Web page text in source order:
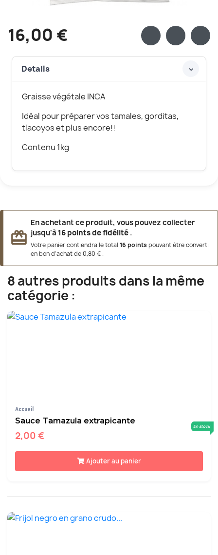
16,00 €
Details
Graisse végétale INCA
Idéal pour préparer vos tamales, gorditas,
tlacoyos et plus encore!!
Contenu 1kg
redeem
En achetant ce produit, vous pouvez collecter
jusqu'à 16 points de fidélité .
Votre panier contiendra le total16 pointspouvant être converti
en bon d'achat de0,80 € .
8 autres produits dans la même
catégorie :
Accueil
Sauce Tamazula extrapicante
2,00 €
En stock
Ajouter au panier